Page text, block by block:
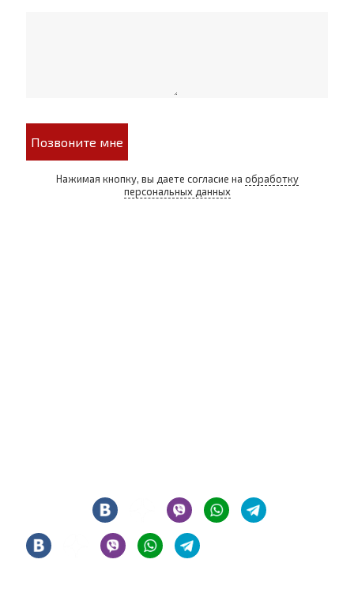
Позвоните мне
Нажимая кнопку, вы даете согласие на обработку
персональных данных